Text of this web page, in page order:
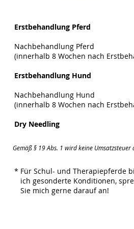
(innerhalb 8 Wochen nach
(innerhalb 8 Wochen nach
Dry
Gemäß § 19 Abs. 1 wird keine Umsatzsteuer
* Für Schul- und Therapiepferde
ich gesonderte Konditionen,
Sie mich gerne darauf an!